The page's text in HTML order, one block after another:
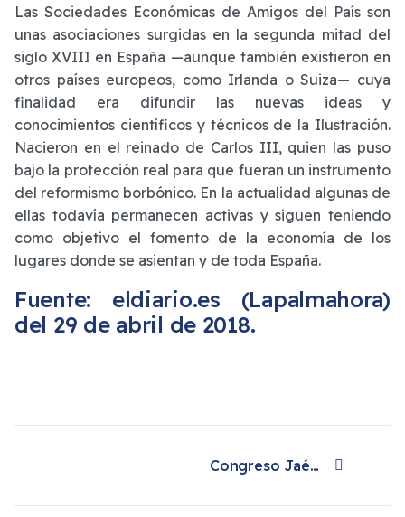
Las Sociedades Económicas de Amigos del País son
unas asociaciones surgidas en la segunda mitad del
siglo XVIII en España —aunque también existieron en
otros países europeos, como Irlanda o Suiza— cuya
finalidad era difundir las nuevas ideas y
conocimientos científicos y técnicos de la Ilustración.
Nacieron en el reinado de Carlos III, quien las puso
bajo la protección real para que fueran un instrumento
del reformismo borbónico. En la actualidad algunas de
ellas todavía permanecen activas y siguen teniendo
como objetivo el fomento de la economía de los
lugares donde se asientan y de toda España.
Fuente: eldiario.es (Lapalmahora)
del 29 de abril de 2018.
Artículo siguiente: Congreso Jaén 2018
Congreso Jaén 2018